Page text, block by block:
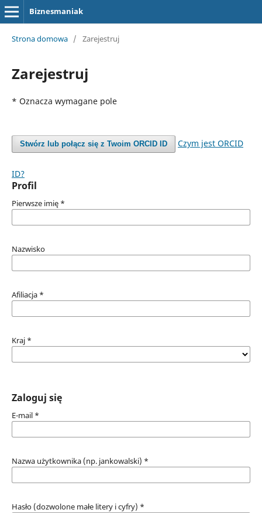
Biznesmaniak
Strona domowa / Zarejestruj
Zarejestruj
* Oznacza wymagane pole
Stwórz lub połącz się z Twoim ORCID ID Czym jest ORCID
ID?
Profil
Pierwsze imię *
Nazwisko
Afiliacja *
Kraj *
Zaloguj się
E-mail *
Nazwa użytkownika (np. jankowalski) *
Hasło (dozwolone małe litery i cyfry) *